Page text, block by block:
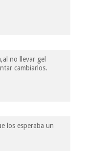
no llevar gel
cambiarlos.
los esperaba un